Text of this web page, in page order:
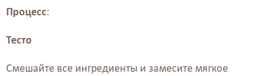
Процесс:
Тесто
Смешайте все ингредиенты и замесите мягкое